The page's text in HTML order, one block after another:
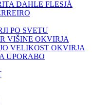
DAHLE FLESJÅ
PO SVETU
VIŠINE OKVIRJA
VELIKOST OKVIRJA
UPORABO